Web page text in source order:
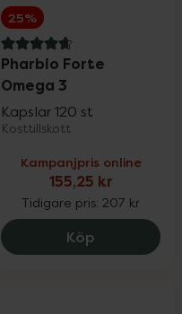
Omega 3, 171.75
25%
4.7 av 5 i omdöme
Pharbio Forte
Omega 3
Kapslar 120 st
Kosttillskott
Kampanjpris online
155,25 kr
Tidigare pris: 207 kr
Köp Pharbio